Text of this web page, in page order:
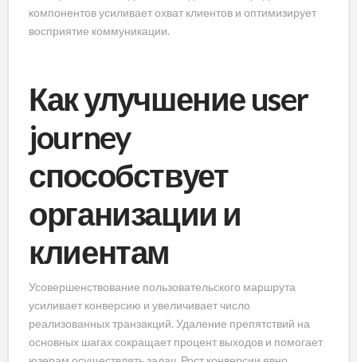
компонентов усиливает охват клиентов и оптимизирует
восприятие коммуникации.
Как улучшение user
journey
способствует
организации и
клиентам
Усовершенствование пользовательского маршрута
усиливает конверсию и увеличивает число
реализованных транзакций. Удаление препятствий на
основных шагах сокращает процент выходов и помогает